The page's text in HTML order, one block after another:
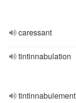
caressant
tintinnabulation
tintinnabulement